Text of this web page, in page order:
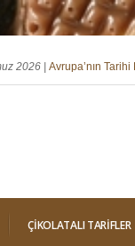
2026 |Avrupa’nın Tarihi
2026 |Dört Klasik
ÇIKOLATALI TARIFLER